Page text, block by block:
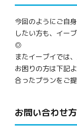
今回のようにご自
したい方も、イー
◎
またイーブイでは
お困りの方は下記
合ったプランをご
お問い合わせ